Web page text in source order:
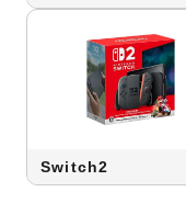
Switch2